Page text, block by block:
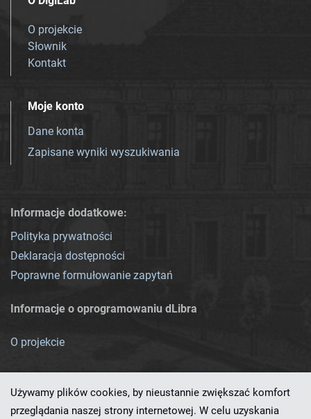
O projekcie
Słownik
Kontakt
Moje konto
Dane konta
Zapisane wyniki wyszukiwania
Informacje dodatkowe:
Polityka prywatności
Deklaracja dostępności
Poprawne formułowanie zapytań
Informacje o oprogramowaniu dLibra
O projekcie
Używamy plików cookies, by nieustannie zwiększać komfort
przeglądania naszej strony internetowej. W celu uzyskania